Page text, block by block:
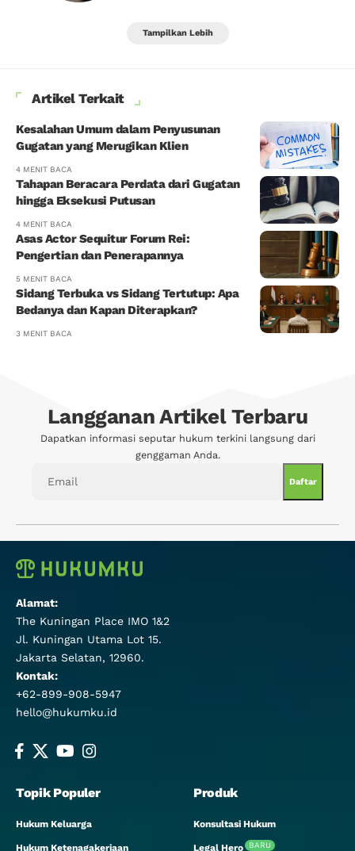
Tampilkan Lebih
Artikel Terkait
Kesalahan Umum dalam Penyusunan
Gugatan yang Merugikan Klien
4 MENIT BACA
Tahapan Beracara Perdata dari Gugatan
hingga Eksekusi Putusan
4 MENIT BACA
Asas Actor Sequitur Forum Rei:
Pengertian dan Penerapannya
5 MENIT BACA
Sidang Terbuka vs Sidang Tertutup: Apa
Bedanya dan Kapan Diterapkan?
3 MENIT BACA
Langganan Artikel Terbaru
Dapatkan informasi seputar hukum terkini langsung dari
genggaman Anda.
Alamat:
The Kuningan Place IMO 1&2
Jl. Kuningan Utama Lot 15.
Jakarta Selatan, 12960.
Kontak:
+62-899-908-5947
hello@hukumku.id
Topik Populer
Hukum Keluarga
Hukum Ketenagakerjaan
Produk
Konsultasi Hukum
Legal Hero BARU